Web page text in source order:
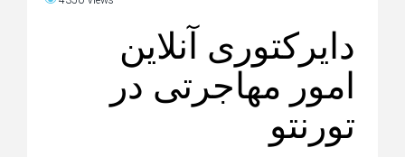
دایرکتوری آنلاین
امور مهاجرتی در
تورنتو